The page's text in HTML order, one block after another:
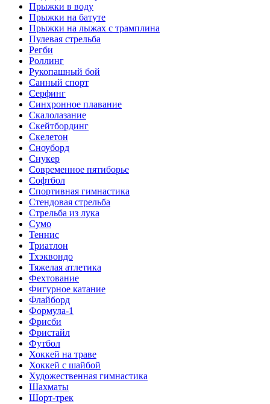
Прыжки в воду
Прыжки на батуте
Прыжки на лыжах с трамплина
Пулевая стрельба
Регби
Роллинг
Рукопашный бой
Санный спорт
Серфинг
Синхронное плавание
Скалолазание
Скейтбординг
Скелетон
Сноуборд
Снукер
Современное пятиборье
Софтбол
Спортивная гимнастика
Стендовая стрельба
Стрельба из лука
Сумо
Теннис
Триатлон
Тхэквондо
Тяжелая атлетика
Фехтование
Фигурное катание
Флайборд
Формула-1
Фрисби
Фристайл
Футбол
Хоккей на траве
Хоккей с шайбой
Художественная гимнастика
Шахматы
Шорт-трек